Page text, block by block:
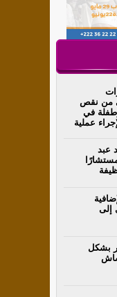
من نقص
في
عملية
عبد
إلى
بشكل